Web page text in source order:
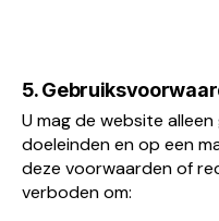
5.
U mag de website
doeleinden en op een
deze voorwaarden of
verboden om: